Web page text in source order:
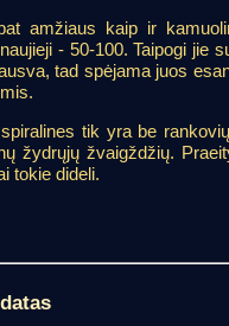
amžiaus kaip ir
- 50-100. Taipogi jie
tad spėjama juos
tik yra be
žydrųjų žvaigždžių.
tokie dideli.